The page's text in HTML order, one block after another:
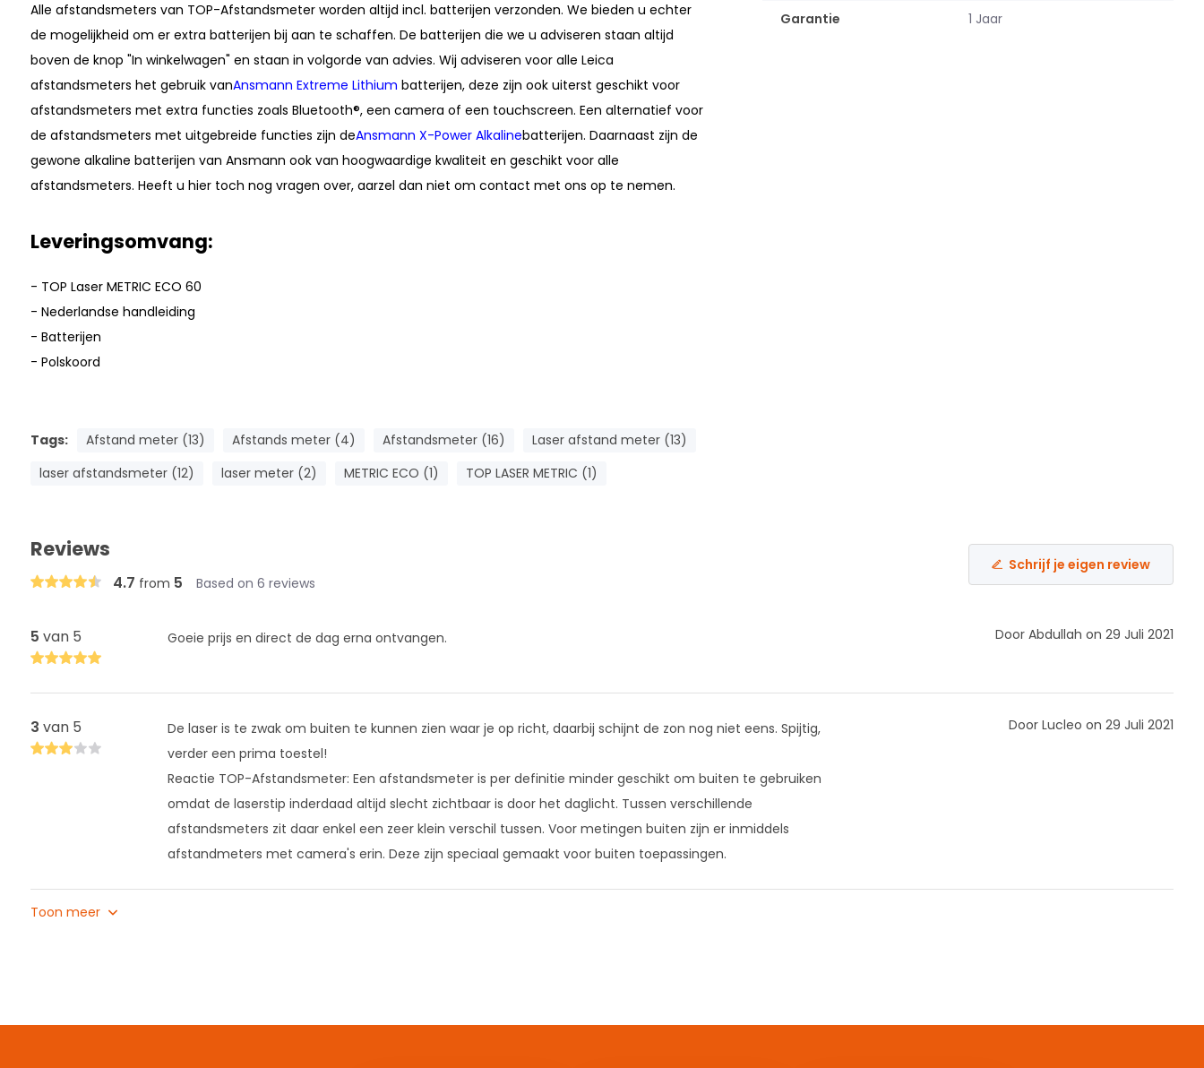
Alle afstandsmeters van TOP-Afstandsmeter worden altijd incl. batterijen verzonden. We bieden u echter
de mogelijkheid om er extra batterijen bij aan te schaffen. De batterijen die we u adviseren staan altijd
boven de knop "In winkelwagen" en staan in volgorde van advies. Wij adviseren voor alle Leica
afstandsmeters het gebruik vanAnsmann Extreme Lithium batterijen, deze zijn ook uiterst geschikt voor
afstandsmeters met extra functies zoals Bluetooth®, een camera of een touchscreen. Een alternatief voor
de afstandsmeters met uitgebreide functies zijn deAnsmann X-Power Alkalinebatterijen. Daarnaast zijn de
gewone alkaline batterijen van Ansmann ook van hoogwaardige kwaliteit en geschikt voor alle
afstandsmeters. Heeft u hier toch nog vragen over, aarzel dan niet om contact met ons op te nemen.
Leveringsomvang:
- TOP Laser METRIC ECO 60
- Nederlandse handleiding
- Batterijen
- Polskoord
Tags: Afstand meter (13) Afstands meter (4) Afstandsmeter (16)
Laser afstand meter (13)
laser afstandsmeter (12)
laser meter (2) METRIC ECO (1) TOP LASER METRIC (1)
Garantie
1 Jaar
Reviews
4.7 from 5 Based on 6 reviews
Schrijf je eigen review
5 van 5 Goeie prijs en direct de dag erna ontvangen. Door Abdullah on 29 Juli 2021
3 van 5
De laser is te zwak om buiten te kunnen zien waar je op richt, daarbij schijnt de zon nog niet eens. Spijtig,
verder een prima toestel!
Reactie TOP-Afstandsmeter: Een afstandsmeter is per definitie minder geschikt om buiten te gebruiken
omdat de laserstip inderdaad altijd slecht zichtbaar is door het daglicht. Tussen verschillende
afstandsmeters zit daar enkel een zeer klein verschil tussen. Voor metingen buiten zijn er inmiddels
afstandmeters met camera's erin. Deze zijn speciaal gemaakt voor buiten toepassingen.
Door Lucleo on 29 Juli 2021
Toon meer